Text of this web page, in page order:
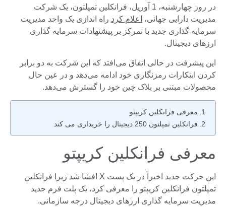
در روز چهارشنبه، 1 آوریل، فرانکلین تمپلتون، یک شرکت
مدیریت دارایی جهانی،
اعلام کرد راه اندازی یک واحد مدیریت
سرمایه گذاری جدید با تمرکز بر پیشنهادات سرمایه گذاری
ارزهای دیجیتال.
این پیشرفت در حالی اتفاق می‌افتد که این شرکت به دو برابر
کردن ابتکارات رمزنگاری خود ادامه می‌دهد و در عین حال
محصولات مبتنی بر بلاک چین خود را گسترش می‌دهد.
معرفی فرانکلین کریپتو
فرانکلین تمپلتون 250 دیجیتال را خریداری می کند
معرفی فرانکلین کریپتو
این حرکت جدید اخیراً در یک پست X افشا شد زیرا فرانکلین
تمپلتون فرانکلین کریپتو را معرفی کرد، یک پلت فرم جدید
مدیریت سرمایه گذاری ارزهای دیجیتال درجه سازمانی.